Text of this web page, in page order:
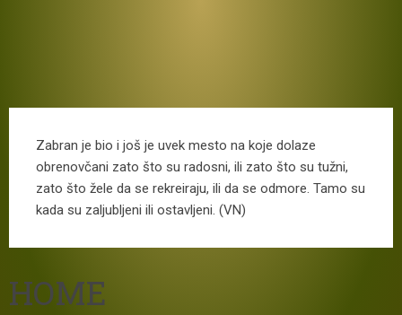
Zabran je bio i još je uvek mesto na koje dolaze
obrenovčani zato što su radosni, ili zato što su tužni,
zato što žele da se rekreiraju, ili da se odmore. Tamo su
kada su zaljubljeni ili ostavljeni. (VN)
HOME